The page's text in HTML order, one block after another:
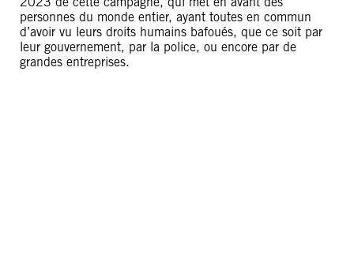
personnes du monde entier, ayant toutes en commun
d’avoir vu leurs droits humains bafoués, que ce soit par
leur gouvernement, par la police, ou encore par de
grandes entreprises.